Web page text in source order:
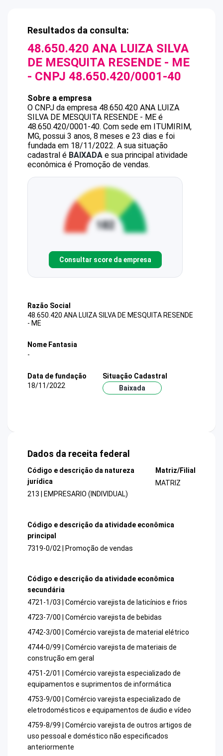
Resultados da consulta:
48.650.420 ANA LUIZA SILVA
DE MESQUITA RESENDE - ME
- CNPJ 48.650.420/0001-40
Sobre a empresa
O CNPJ da empresa 48.650.420 ANA LUIZA
SILVA DE MESQUITA RESENDE - ME é
48.650.420/0001-40. Com sede em ITUMIRIM,
MG, possui 3 anos, 8 meses e 23 dias e foi
fundada em 18/11/2022. A sua situação
cadastral é BAIXADA e sua principal atividade
econômica é Promoção de vendas.
Consultar score da empresa
Razão Social
48.650.420 ANA LUIZA SILVA DE MESQUITA RESENDE
- ME
Nome Fantasia
-
Data de fundação
18/11/2022
Situação Cadastral
Baixada
Dados da receita federal
Código e descrição da natureza
jurídica
213 | EMPRESARIO (INDIVIDUAL)
Matriz/Filial
MATRIZ
Código e descrição da atividade econômica
principal
7319-0/02 | Promoção de vendas
Código e descrição da atividade econômica
secundária
4721-1/03 | Comércio varejista de laticínios e frios
4723-7/00 | Comércio varejista de bebidas
4742-3/00 | Comércio varejista de material elétrico
4744-0/99 | Comércio varejista de materiais de
construção em geral
4751-2/01 | Comércio varejista especializado de
equipamentos e suprimentos de informática
4753-9/00 | Comércio varejista especializado de
eletrodomésticos e equipamentos de áudio e vídeo
4759-8/99 | Comércio varejista de outros artigos de
uso pessoal e doméstico não especificados
anteriormente